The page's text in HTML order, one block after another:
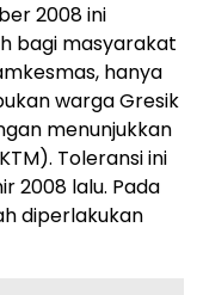
2008 ini
bagi masyarakat
hanya
warga Gresik
menunjukkan
Toleransi ini
2008 lalu. Pada
diperlakukan